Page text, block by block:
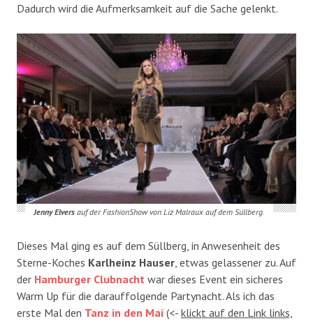
Dadurch wird die Aufmerksamkeit auf die Sache gelenkt.
Jenny Elversauf der FashionShow von Liz Malraux auf dem Süllberg.
Dieses Mal ging es auf dem Süllberg, in Anwesenheit des
Sterne-Koches Karlheinz Hauser, etwas gelassener zu. Auf
der Hamburger Clubnacht war dieses Event ein sicheres
Warm Up für die darauffolgende Partynacht. Als ich das
erste Mal den Tanz in den Mai (<- klickt auf den Link links,